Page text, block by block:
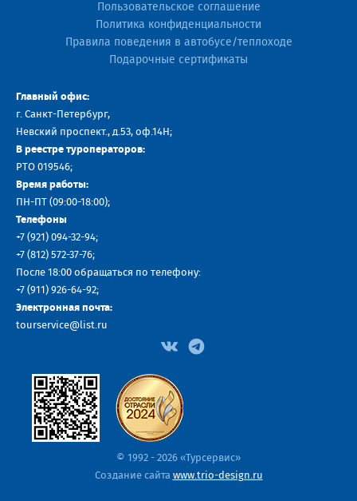
Пользовательское соглашение
Политика конфиденциальности
Правила поведения в автобусе/теплоходе
Подарочные сертификаты
Главный офис:
г. Санкт-Петербург,
Невский проспект., д.53, оф.14H;
В реестре туроператоров:
РТО 019546;
Время работы:
ПН-ПТ (09:00-18:00);
Телефоны
+7 (921) 094-32-94;
+7 (812) 572-37-76;
После 18:00 обращаться по телефону:
+7 (911) 926-64-92;
Электронная почта:
tourservice@list.ru
© 1992 - 2026 «Турсервис»
Создание сайта www.trio-design.ru